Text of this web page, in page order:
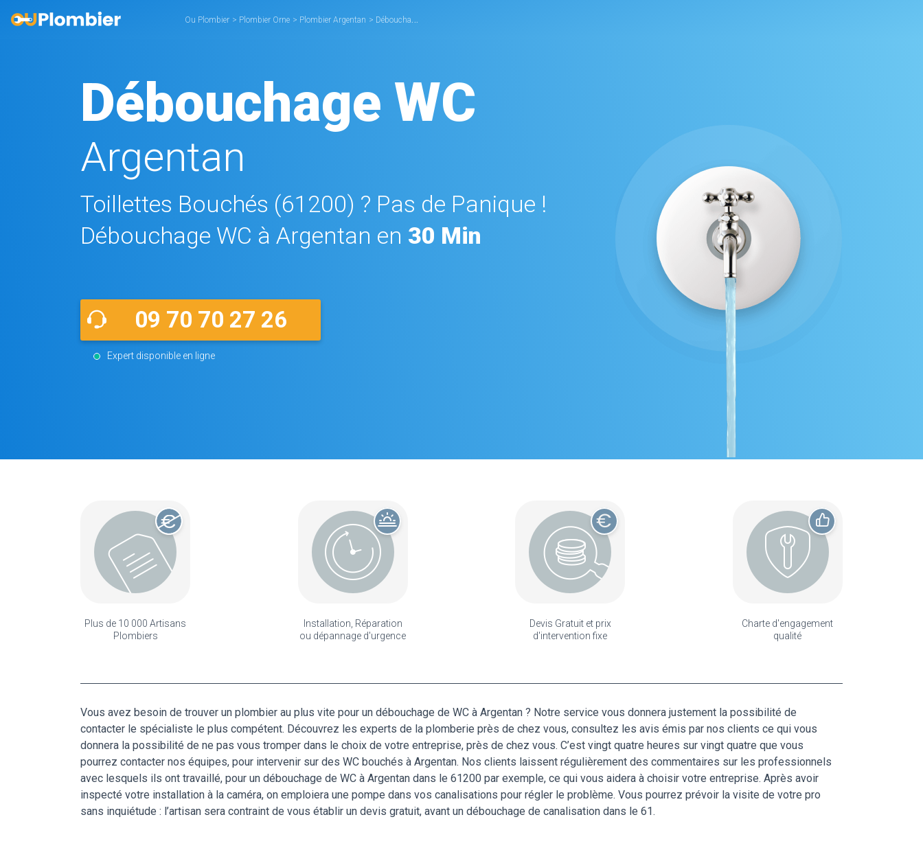
Ou Plombier > Plombier Orne > Plombier Argentan > Débouchage WC Argentan
Débouchage WC
Argentan
Toillettes Bouchés (61200) ? Pas de Panique !
Débouchage WC à Argentan en 30 Min
09 70 70 27 26
Expert disponible en ligne
Plus de 10 000 Artisans
Plombiers
Installation, Réparation
ou dépannage d'urgence
Devis Gratuit et prix
d'intervention fixe
Charte d'engagement
qualité
Vous avez besoin de trouver un plombier au plus vite pour un débouchage de WC à Argentan ? Notre service vous donnera justement la possibilité de
contacter le spécialiste le plus compétent. Découvrez les experts de la plomberie près de chez vous, consultez les avis émis par nos clients ce qui vous
donnera la possibilité de ne pas vous tromper dans le choix de votre entreprise, près de chez vous. C’est vingt quatre heures sur vingt quatre que vous
pourrez contacter nos équipes, pour intervenir sur des WC bouchés à Argentan. Nos clients laissent régulièrement des commentaires sur les professionnels
avec lesquels ils ont travaillé, pour un débouchage de WC à Argentan dans le 61200 par exemple, ce qui vous aidera à choisir votre entreprise. Après avoir
inspecté votre installation à la caméra, on emploiera une pompe dans vos canalisations pour régler le problème. Vous pourrez prévoir la visite de votre pro
sans inquiétude : l’artisan sera contraint de vous établir un devis gratuit, avant un débouchage de canalisation dans le 61.